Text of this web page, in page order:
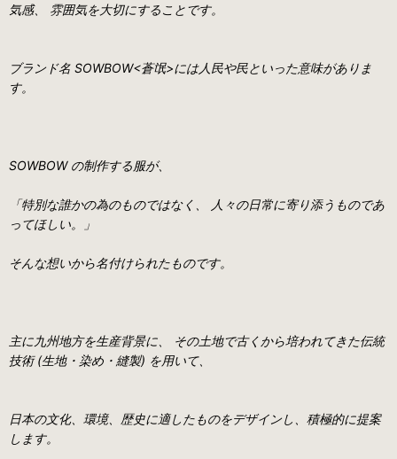
気感、 雰囲気を大切にすることです。
ブランド名 SOWBOW<蒼氓>には人民や民といった意味がありま
す。
SOWBOW の制作する服が、
「特別な誰かの為のものではなく、 人々の日常に寄り添うものであ
ってほしい。」
そんな想いから名付けられたものです。
主に九州地方を生産背景に、 その土地で古くから培われてきた伝統
技術 (生地・染め・縫製) を用いて、
日本の文化、環境、歴史に適したものをデザインし、積極的に提案
します。